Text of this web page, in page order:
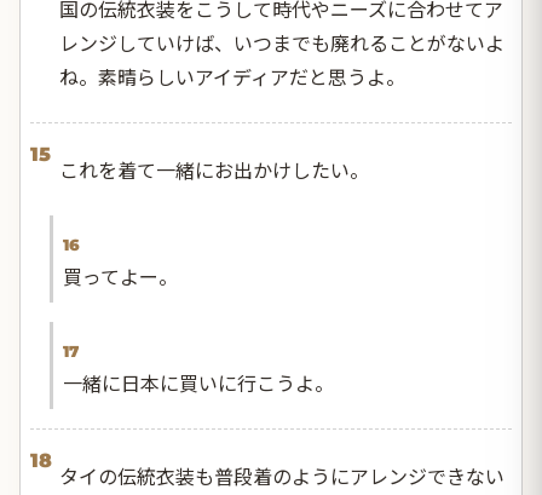
国の伝統衣装をこうして時代やニーズに合わせてア
レンジしていけば、いつまでも廃れることがないよ
ね。素晴らしいアイディアだと思うよ。
15
これを着て一緒にお出かけしたい。
16
買ってよー。
17
一緒に日本に買いに行こうよ。
18
タイの伝統衣装も普段着のようにアレンジできない